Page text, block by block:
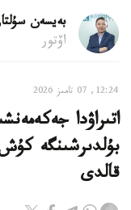
بەيسەن
اۆتور
12:24, 07 تامىز 2026
اتىراۋدا
بۇلدىرشىنگە
قالدى